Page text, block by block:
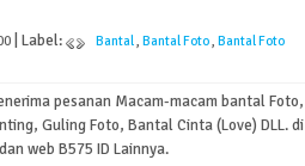
| Label: Bantal Bantal Foto Bantal Foto
pesanan Macam-macam bantal Foto,
Guling Foto, Bantal Cinta (Love) DLL. di
dan web B575 ID Lainnya.